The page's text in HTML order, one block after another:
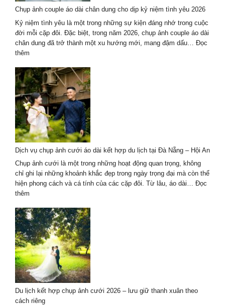
Chí
Minh
–
Trend
Chụp ảnh couple áo dài chân dung cho dịp kỷ niệm tình yêu 2026
Kỷ niệm tình yêu là một trong những sự kiện đáng nhớ trong cuộc
đời mỗi cặp đôi. Đặc biệt, trong năm 2026, chụp ảnh couple áo dài
chân dung đã trở thành một xu hướng mới, mang đậm dấu… Đọc
thêm
ảnh
couple
áo
dài
chân
dung
cho
dịp
kỷ
niệm
tình
yêu
Dịch vụ chụp ảnh cưới áo dài kết hợp du lịch tại Đà Nẵng – Hội An
Chụp ảnh cưới là một trong những hoạt động quan trọng, không
chỉ ghi lại những khoảnh khắc đẹp trong ngày trọng đại mà còn thể
hiện phong cách và cá tính của các cặp đôi. Từ lâu, áo dài… Đọc
thêm
vụ
chụp
ảnh
cưới
áo
dài
kết
hợp
du
lịch
Du lịch kết hợp chụp ảnh cưới 2026 – lưu giữ thanh xuân theo
cách riêng